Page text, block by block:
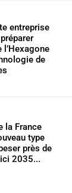
entreprise
l’Hexagone
de
la France
type
près de
2035...